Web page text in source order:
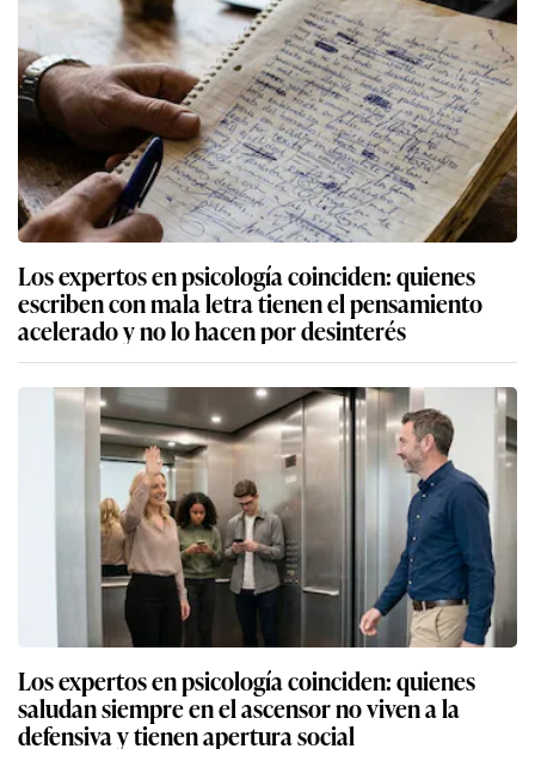
Los expertos en psicología coinciden: quienes
escriben con mala letra tienen el pensamiento
acelerado y no lo hacen por desinterés
Los expertos en psicología coinciden: quienes
saludan siempre en el ascensor no viven a la
defensiva y tienen apertura social